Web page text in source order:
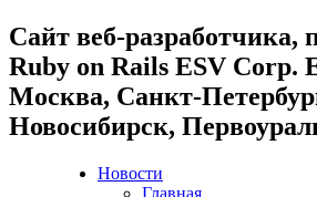
Cайт веб-разработчика,
Ruby on Rails ESV Corp.
Москва, Санкт-
Новосибирск,
Новости
Главная